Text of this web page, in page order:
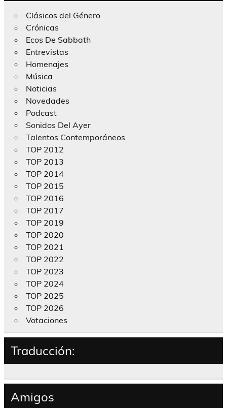
Clásicos del Género
Crónicas
Ecos De Sabbath
Entrevistas
Homenajes
Música
Noticias
Novedades
Podcast
Sonidos Del Ayer
Talentos Contemporáneos
TOP 2012
TOP 2013
TOP 2014
TOP 2015
TOP 2016
TOP 2017
TOP 2019
TOP 2020
TOP 2021
TOP 2022
TOP 2023
TOP 2024
TOP 2025
TOP 2026
Votaciones
Traducción:
Amigos